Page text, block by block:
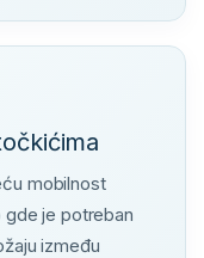
mobilnost
gde je potreban
između